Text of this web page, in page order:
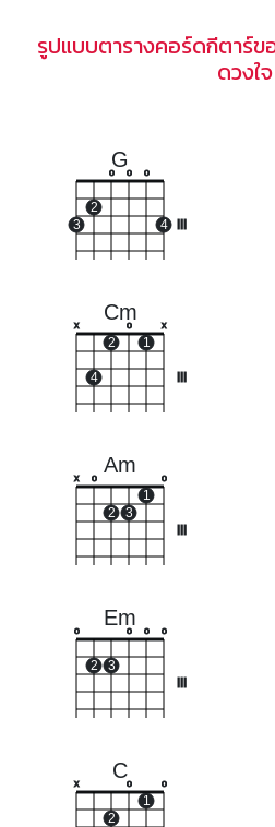
รูปแบบตารางคอร์ดกีตาร์
ดวงใจ
G
3
2
o o o
4
Cm
x
4
2
o
1
x
Am
x o
2 3
1
o
Em
o
2 3
o o o
C
x
2
o
1
o